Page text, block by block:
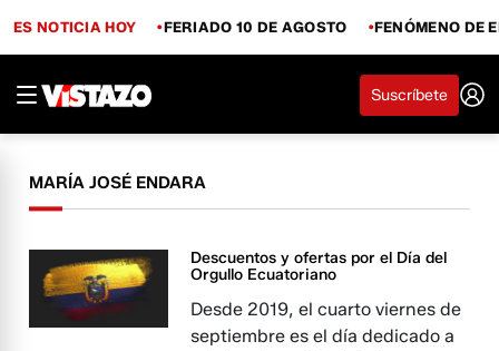
ES NOTICIA HOY FERIADO 10 DE AGOSTO FENÓMENO DE
Suscríbete
MARÍA JOSÉ ENDARA
Descuentos y ofertas por el Día del
Orgullo Ecuatoriano
Desde 2019, el cuarto viernes de
septiembre es el día dedicado a